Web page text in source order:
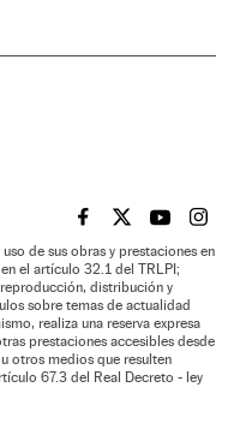
EL PAÍS BRASIL EN
EL PAÍSEL PAÍS
EL
de sus obras y prestaciones en
el artículo 32.1 del TRLPI;
distribución y
sobre temas de actualidad
realiza una reserva expresa
prestaciones accesibles desde
otros medios que resulten
67.3 del Real Decreto - ley